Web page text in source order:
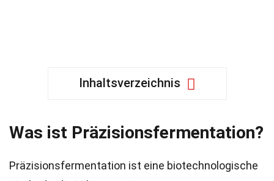
Inhaltsverzeichnis
Was ist Präzisionsfermentation?
Präzisionsfermentation ist eine biotechnologische